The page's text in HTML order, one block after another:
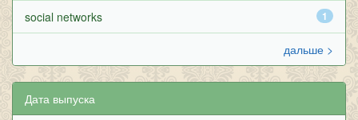
1
social networks
дальше >
Дата выпуска